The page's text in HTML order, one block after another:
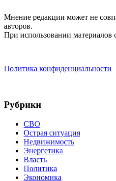
Мнение редакции может не
авторов.
При использовании материалов
Политика конфиденциальности
Рубрики
СВО
Острая ситуация
Недвижимость
Энергетика
Власть
Политика
Экономика